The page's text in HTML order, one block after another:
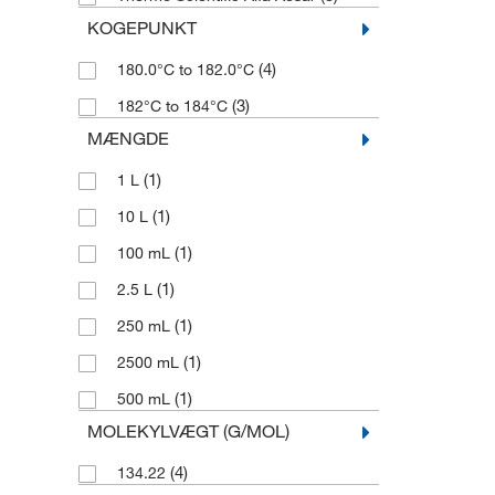
KOGEPUNKT
180.0°C to 182.0°C (4)
182°C to 184°C (3)
MÆNGDE
1 L (1)
10 L (1)
100 mL (1)
2.5 L (1)
250 mL (1)
2500 mL (1)
500 mL (1)
MOLEKYLVÆGT (G/MOL)
134.22 (4)